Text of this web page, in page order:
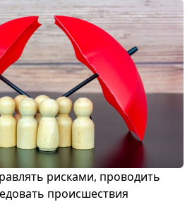
рисками, проводить
происшествия